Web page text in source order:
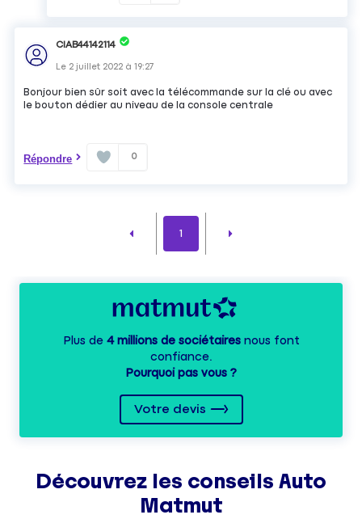
CIAB44142114
Le 2 juillet 2022 à19:27
Bonjour bien sûr soit avec la télécommande sur la clé ou avec
le bouton dédier au niveau de la console centrale
Répondre 0
1
Plus de 4 millions de sociétairesnous font
confiance.
Pourquoi pas vous ?
Votre devis
Découvrez les conseils Auto
Matmut